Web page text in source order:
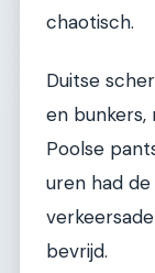
chaotisch.
Duitse
en
Poolse
uren had
bevrijd.